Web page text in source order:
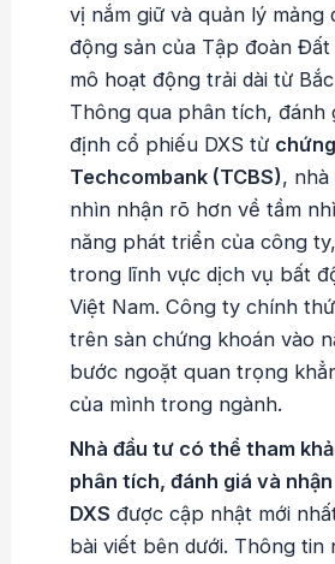
vị nắm giữ và quản lý mảng
động sản của Tập đoàn Đất
mô hoạt động trải dài từ
Thông qua phân tích, đánh
định cổ phiếu DXS từ
Techcombank (TCBS),
nhìn nhận rõ hơn về tầm
năng phát triển của công
trong lĩnh vực dịch vụ bất
Việt Nam. Công ty chính
trên sàn chứng khoán vào
bước ngoặt quan trọng
của mình trong ngành.
Nhà đầu tư có thể tham
phân tích, đánh giá và
DXS được cập nhật mới
bài viết bên dưới. Thông tin